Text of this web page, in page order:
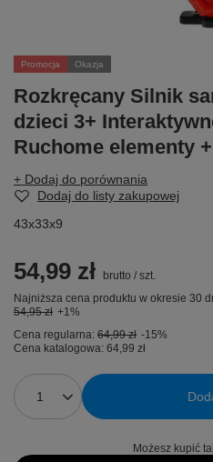
Promocja Okazja
Rozkręcany Silnik
dzieci 3+
Ruchome elementy
+ Dodaj do porównania
Dodaj do listy zakupowej
43x33x9
54,99 zł brutto / szt.
Najniższa cena produktu w okresie 30
54,95 zł +1%
Cena regularna: 64,99 zł -15%
Cena katalogowa: 64,99 zł
Możesz kupić